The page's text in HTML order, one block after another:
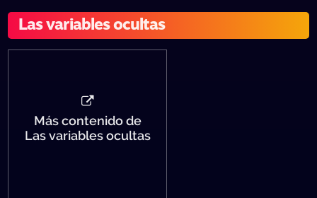
Las variables ocultas
Más contenido de
Las variables ocultas